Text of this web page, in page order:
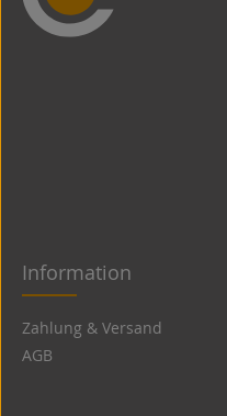
Information
Zahlung & Versand
AGB